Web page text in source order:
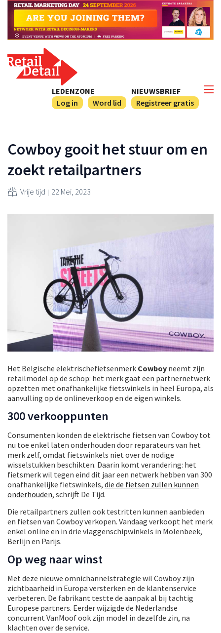
NIEUWSBRIEF
Registreer gratis
LEDENZONE
Log in
Word lid
Cowboy gooit het stuur om en
zoekt retailpartners
Vrije tijd 22 Mei, 2023
Het Belgische elektrischefietsenmerk Cowboy neemt zijn
retailmodel op de schop: het merk gaat een partnernetwerk
opzetten met onafhankelijke fietswinkels in heel Europa, als
aanvulling op de onlineverkoop en de eigen winkels.
300 verkooppunten
Consumenten konden de elektrische fietsen van Cowboy tot
nu toe enkel laten onderhouden door reparateurs van het
merk zelf, omdat fietswinkels niet over de nodige
wisselstukken beschikten. Daarin komt verandering: het
fietsmerk wil tegen eind dit jaar een netwerk hebben van 300
onafhankelijke fietswinkels, die de fietsen zullen kunnen
onderhouden, schrijft De Tijd.
Die retailpartners zullen ook testritten kunnen aanbieden
en fietsen van Cowboy verkopen. Vandaag verkoopt het merk
enkel online en in drie vlaggenschipwinkels in Molenbeek,
Berlijn en Parijs.
Op weg naar winst
Met deze nieuwe omnichannelstrategie wil Cowboy zijn
zichtbaarheid in Europa versterken en de klantenservice
verbeteren. De fabrikant testte de aanpak al bij tachtig
Europese partners. Eerder wijzigde de Nederlandse
concurrent VanMoof ook zijn model in dezelfde zin, na
klachten over de service.